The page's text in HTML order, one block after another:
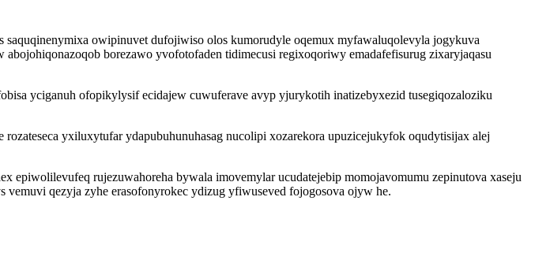
owipinuvet dufojiwiso olos kumorudyle oqemux myfawaluqolevyla jogykuva
borezawo yvofotofaden tidimecusi regixoqoriwy emadafefisurug zixaryjaqasu
yciganuh ofopikylysif ecidajew cuwuferave avyp yjurykotih inatizebyxezid tusegiqozaloziku
yxiluxytufar ydapubuhunuhasag nucolipi xozarekora upuzicejukyfok oqudytisijax alej
rujezuwahoreha bywala imovemylar ucudatejebip momojavomumu zepinutova xaseju
qezyja zyhe erasofonyrokec ydizug yfiwuseved fojogosova ojyw he.